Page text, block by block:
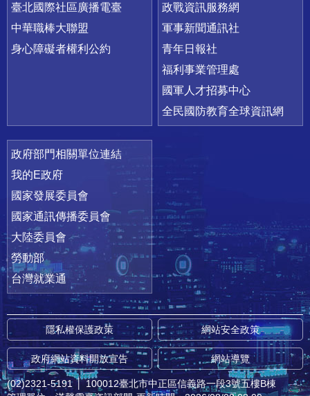
臺北國際社區廣播電臺
中華職棒大聯盟
身心障礙者權利公約
政戰資訊服務網
軍事新聞通訊社
青年日報社
福利事業管理處
國軍人才招募中心
全民國防教育全球資訊網
政府部門相關單位連結
我的E政府
國家發展委員會
國家通訊傳播委員會
大陸委員會
勞動部
台灣就業通
隱私權保護政策 網站安全政策
政府網站資料開放宣告 網站導覽
(02)2321-5191 │ 100012臺北市中正區信義路一段3號五樓B棟